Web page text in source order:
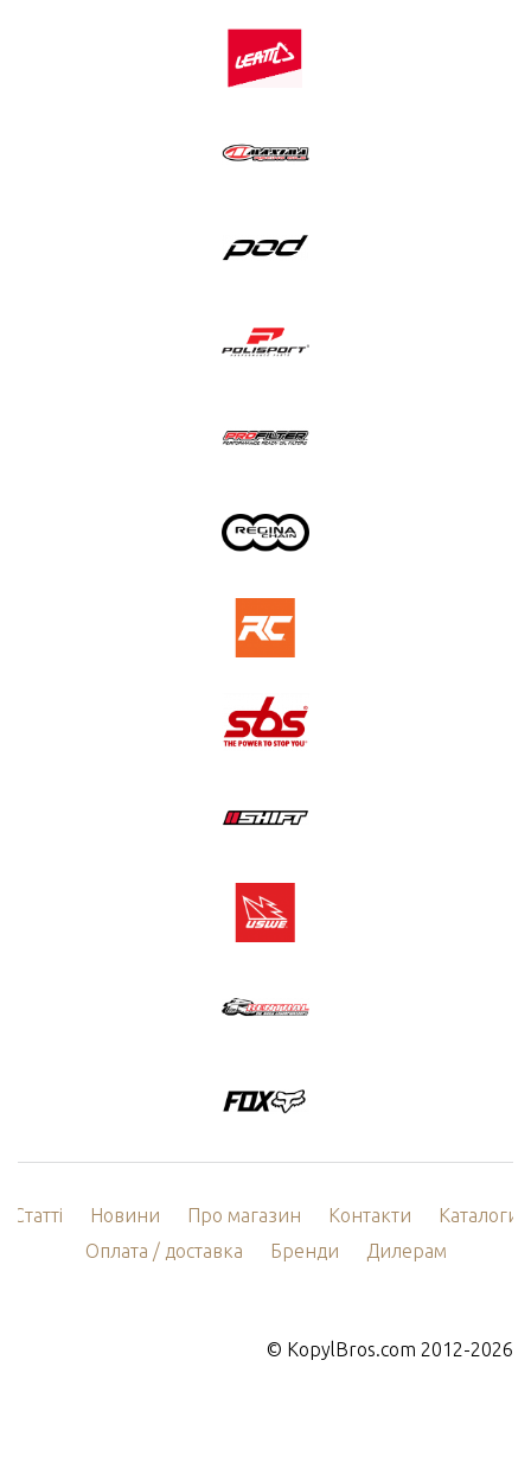
Статті Новини Про магазин Контакти
Каталоги
Оплата / доставка
Бренди Дилерам
© KopylBros.com 2012-2026